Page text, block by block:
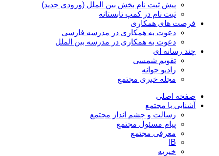
پیش ثبت نام بخش بین الملل (ورودی جدید)
ثبت نام در کمپ تابستانه
فرصت های همکاری
دعوت به همکاری در مدرسه فارسی
دعوت به همکاری در مدرسه بین الملل
چند رسانه ای
تقویم شمسی
رادیو جوانه
مجله خبری مجتمع
صفحه اصلی
آشنایی با مجتمع
رسالت و چشم انداز مجتمع
پیام مسئول مجتمع
معرفی مجتمع
IB
خیریه